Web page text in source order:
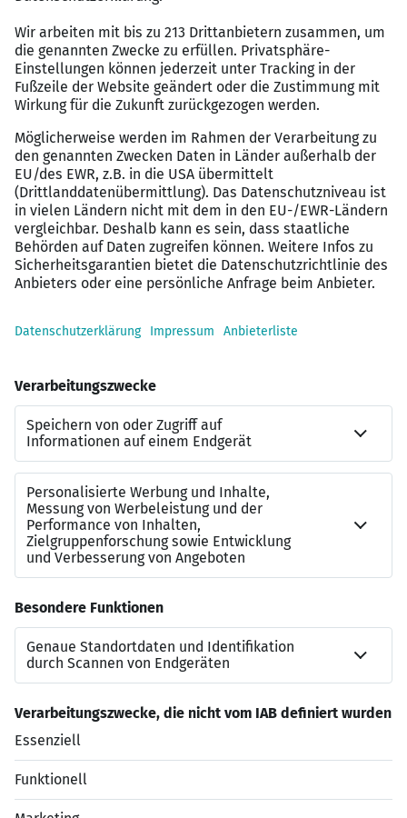
Unternehmerisches Denken und Handeln
Unsere Benefits
Einen modernen und zukunftssicheren
Arbeitsplatz mit flexiblen Arbeitszeiten
Einen jährlichen Erholungsurlaub von 32 Tagen (+
24.12. + 31.12. + Faschingsdienstag)
Eine attraktive Vergütung mit mindestens 13,5
Monatsgehältern
Vermögenswirksame Leistungen und eine
Altersvorsorge
die Möglichkeit zum E-Bike-Leasing
Vielfältige Weiterbildungs- und
Karrieremöglichkeiten
Firmen- und Teamevents sowie Betriebsausflüge
Mitarbeiterrabatte
Kontakt
Andreas Aigner
Stv. Leiter Vorstandssekr. und Personal
0991/3611-224